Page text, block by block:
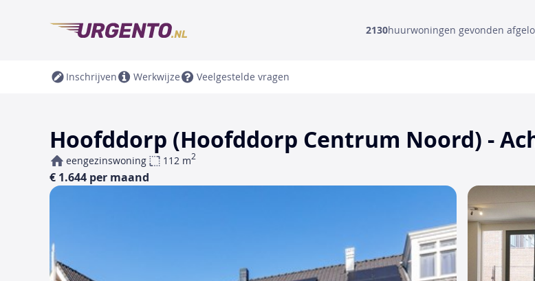
2130huurwoningen gevonden
Inschrijven Werkwijze Veelgestelde vragen
Hoofddorp (Hoofddorp Centrum Noord) -
eengezinswoning 112 m2
€ 1.644 per maand